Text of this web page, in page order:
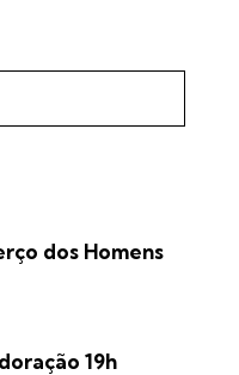
dos Homens
19h